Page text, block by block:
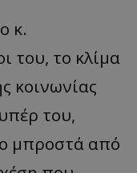
κ.
του, το κλίμα
κοινωνίας
του,
μπροστά από